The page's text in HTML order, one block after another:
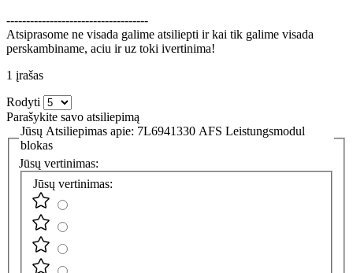
------------------------------------
Atsiprasome ne visada galime atsiliepti ir kai tik galime visada
perskambiname, aciu ir uz toki ivertinima!
1 įrašas
Rodyti
Parašykite savo atsiliepimą
Jūsų Atsiliepimas apie: 7L6941330 AFS Leistungsmodul
blokas
Jūsų vertinimas:
Jūsų vertinimas: